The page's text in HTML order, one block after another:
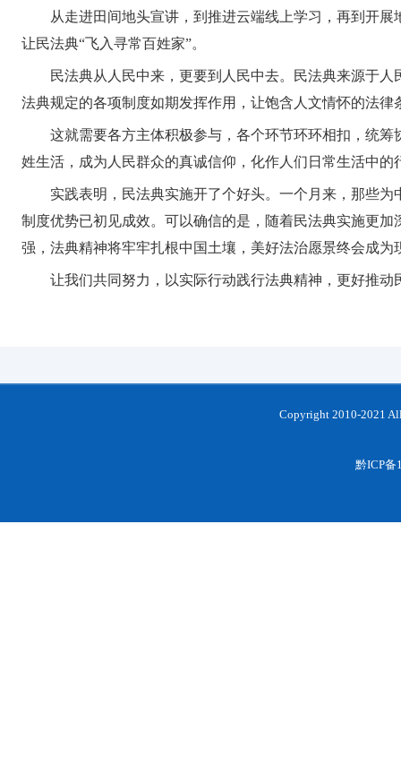
从走进田间地头宣讲，到推进云端线上学习，再到开
让民法典“飞入寻常百姓家”。
民法典从人民中来，更要到人民中去。民法典来源于
法典规定的各项制度如期发挥作用，让饱含人文情怀的法
这就需要各方主体积极参与，各个环节环环相扣，统
姓生活，成为人民群众的真诚信仰，化作人们日常生活中
实践表明，民法典实施开了个好头。一个月来，那些
制度优势已初见成效。可以确信的是，随着民法典实施更
强，法典精神将牢牢扎根中国土壤，美好法治愿景终会成为
让我们共同努力，以实际行动践行法典精神，更好推
Copyright 2010-2021
黔ICP备